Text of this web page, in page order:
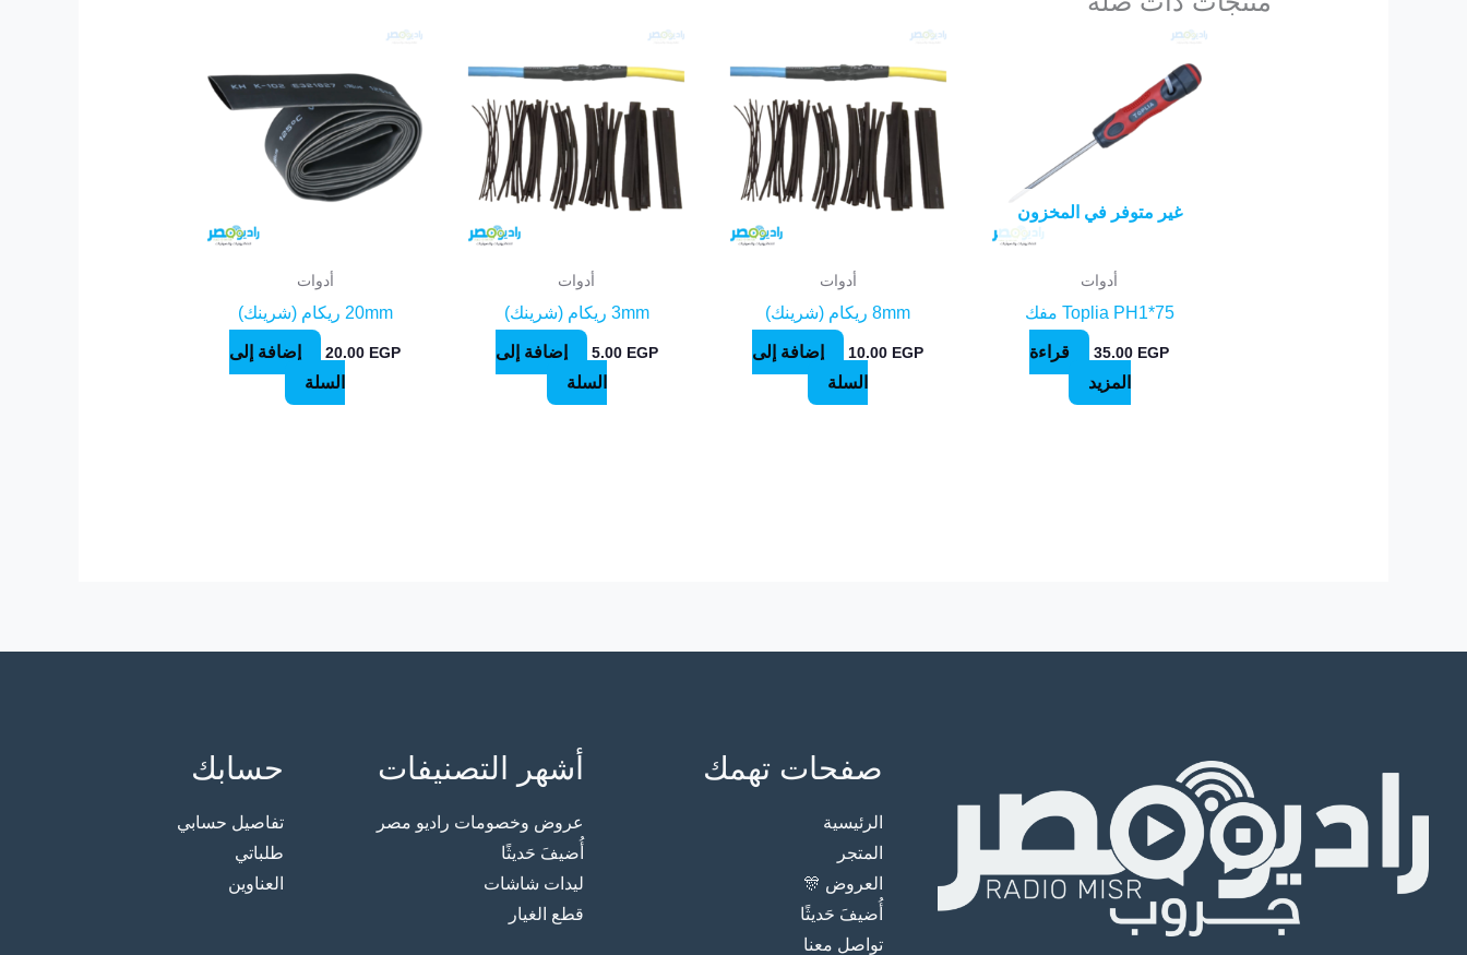
غير متوفر في المخزون
أدوات
Toplia PH1*75 مفك
35.00 EGP
قراءة
المزيد
أدوات
8mm ريكام (شرينك)
10.00 EGP
إضافة إلى
السلة
أدوات
3mm ريكام (شرينك)
5.00 EGP
إضافة إلى
السلة
أدوات
20mm ريكام (شرينك)
20.00 EGP
إضافة إلى
السلة
صفحات تهمك
الرئيسية
المتجر
العروض 🎊
أُضيفَ حَديثًا
تواصل معنا
أشهر التصنيفات
عروض وخصومات راديو مصر
أُضيفَ حَديثًا
ليدات شاشات
قطع الغيار
حسابك
تفاصيل حسابي
طلباتي
العناوين